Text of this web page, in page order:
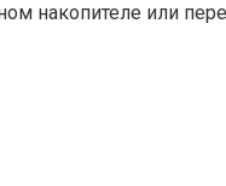
накопителе или